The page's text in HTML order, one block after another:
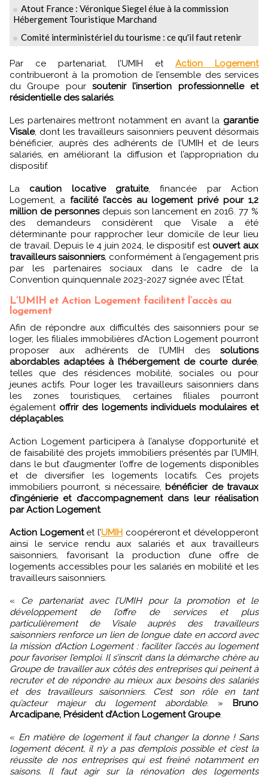
Atout France : Véronique Siegel élue à la commission
Hébergement Touristique Marchand
Comité interministériel du tourisme : ce qu'il faut retenir
Par ce partenariat, l’UMIH etAction Logement
contribueront à la promotion de l’ensemble des services
du Groupe pour soutenir l’insertion professionnelle et
résidentielle des salariés.
Les partenaires mettront notamment en avant la garantie
Visale, dont les travailleurs saisonniers peuvent désormais
bénéficier, auprès des adhérents de l’UMIH et de leurs
salariés, en améliorant la diffusion et l’appropriation du
dispositif.
La caution locative gratuite, financée par Action
Logement, a facilité l’accès au logement privé pour 1,2
million de personnesdepuis son lancement en 2016. 77 %
des demandeurs considèrent que Visale a été
déterminante pour rapprocher leur domicile de leur lieu
de travail. Depuis le 4 juin 2024, le dispositif est ouvert aux
travailleurs saisonniers, conformément à l’engagement pris
par les partenaires sociaux dans le cadre de la
Convention quinquennale 2023-2027 signée avec l’État.
L’UMIH et Action Logement facilitent l’accès au
logement
Afin de répondre aux difficultés des saisonniers pour se
loger, les filiales immobilières d’Action Logement pourront
proposer aux adhérents de l’UMIH des solutions
abordables adaptées à l’hébergement de courte durée,
telles que des résidences mobilité, sociales ou pour
jeunes actifs. Pour loger les travailleurs saisonniers dans
les zones touristiques, certaines filiales pourront
également offrir des logements individuels modulaires et
déplaçables.
Action Logement participera à l’analyse d’opportunité et
de faisabilité des projets immobiliers présentés par l’UMIH,
dans le but d’augmenter l’offre de logements disponibles
et de diversifier les logements locatifs. Ces projets
immobiliers pourront, si nécessaire, bénéficier de travaux
d’ingénierie et d’accompagnement dans leur réalisation
par Action Logement.
Action Logementet l’UMIH coopéreront et développeront
ainsi le service rendu aux salariés et aux travailleurs
saisonniers, favorisant la production d’une offre de
logements accessibles pour les salariés en mobilité et les
travailleurs saisonniers.
« Ce partenariat avec l’UMIH pour la promotion et le
développement de l’offre de services et plus
particulièrement de Visale auprès des travailleurs
saisonniers renforce un lien de longue date en accord avec
la mission d’Action Logement : faciliter l’accès au logement
pour favoriser l’emploi. Il s’inscrit dans la démarche chère au
Groupe de travailler aux côtés des entreprises qui peinent à
recruter et de répondre au mieux aux besoins des salariés
et des travailleurs saisonniers. C’est son rôle en tant
qu’acteur majeur du logement abordable. » Bruno
Arcadipane, Président d’Action Logement Groupe.
« En matière de logement il faut changer la donne ! Sans
logement décent, il n’y a pas d’emplois possible et c’est la
réussite de nos entreprises qui est freiné notamment en
saisons. Il faut agir sur la rénovation des logements